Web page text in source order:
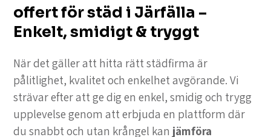
offert för städ i Järfälla –
Enkelt, smidigt & tryggt
När det gäller att hitta rätt städfirma är
pålitlighet, kvalitet och enkelhet avgörande. Vi
strävar efter att ge dig en enkel, smidig och trygg
upplevelse genom att erbjuda en plattform där
du snabbt och utan krångel kan jämföra